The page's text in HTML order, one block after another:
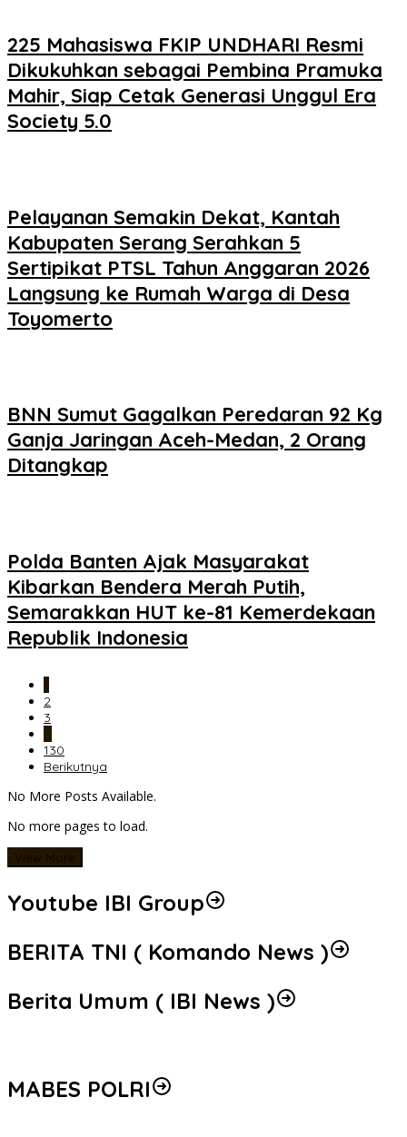
225 Mahasiswa FKIP UNDHARI Resmi
Dikukuhkan sebagai Pembina Pramuka
Mahir, Siap Cetak Generasi Unggul Era
Society 5.0
Pelayanan Semakin Dekat, Kantah
Kabupaten Serang Serahkan 5
Sertipikat PTSL Tahun Anggaran 2026
Langsung ke Rumah Warga di Desa
Toyomerto
BNN Sumut Gagalkan Peredaran 92 Kg
Ganja Jaringan Aceh-Medan, 2 Orang
Ditangkap
Polda Banten Ajak Masyarakat
Kibarkan Bendera Merah Putih,
Semarakkan HUT ke-81 Kemerdekaan
Republik Indonesia
2
3
130
Berikutnya
No More Posts Available.
No more pages to load.
View More
Youtube IBI Group
BERITA TNI ( Komando News )
Berita Umum ( IBI News )
MABES POLRI